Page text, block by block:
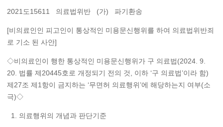
2021도15611 의료법위반 (가) 파기환송
[비의료인인 피고인이 통상적인 미용문신행위를 하여 의료법위반죄
로 기소 된 사안]
◇비의료인이 행한 통상적인 미용문신행위가 구 의료법(2024. 9.
20. 법률 제20445호로 개정되기 전의 것, 이하 ‘구 의료법’이라 함)
제27조 제1항이 금지하는 ‘무면허 의료행위’에 해당하는지 여부(소
극)◇
1. 의료행위의 개념과 판단기준